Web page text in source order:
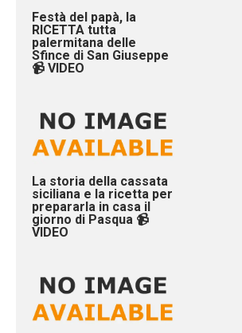
Festà del papà, la
RICETTA tutta
palermitana delle
Sfince di San Giuseppe
📹 VIDEO
La storia della cassata
siciliana e la ricetta per
prepararla in casa il
giorno di Pasqua 📹
VIDEO